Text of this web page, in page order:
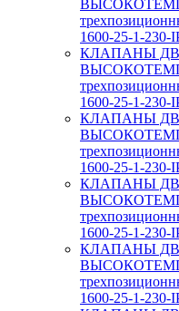
1600-25-1-230-
КЛАПАНЫ
1600-25-1-230-
КЛАПАНЫ
1600-25-1-230-
КЛАПАНЫ
1600-25-1-230-
КЛАПАНЫ
1600-25-1-230-